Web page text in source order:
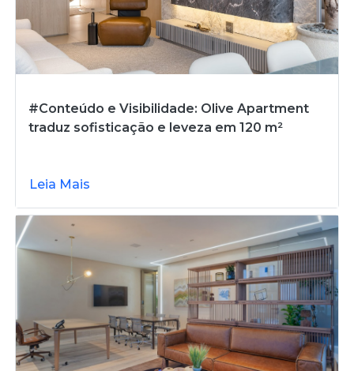
#Conteúdo e Visibilidade: Olive Apartment
traduz sofisticação e leveza em 120 m²
Leia Mais